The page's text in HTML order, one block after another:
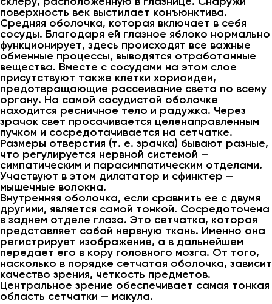
поверхность век выстилает конъюнктива.
Средняя оболочка, которая включает в себя
сосуды. Благодаря ей глазное яблоко нормально
функционирует, здесь происходят все важные
обменные процессы, выводятся отработанные
вещества. Вместе с сосудами на этом слое
присутствуют также клетки хориоидеи,
предотвращающие рассеивание света по всему
органу. На самой сосудистой оболочке
находится ресничное тело и радужка. Через
зрачок свет просачивается целенаправленным
пучком и сосредотачивается на сетчатке.
Размеры отверстия (т. е. зрачка) бывают разные,
что регулируется нервной системой —
симпатическим и парасимпатическим отделами.
Участвуют в этом дилататор и сфинктер —
мышечные волокна.
Внутренняя оболочка, если сравнить ее с двумя
другими, является самой тонкой. Сосредоточена
в заднем отделе глаза. Это сетчатка, которая
представляет собой нервную ткань. Именно она
регистрирует изображение, а в дальнейшем
передает его в кору головного мозга. От того,
насколько в порядке сетчатая оболочка, зависит
качество зрения, четкость предметов.
Центральное зрение обеспечивает самая тонкая
область сетчатки — макула.